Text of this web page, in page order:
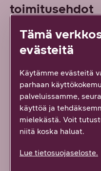
toimitusehdot
Lue tarkemmin mm.
rahapalautuksista ja
myös
Etämyynnin tilaus- ja
Palautteesi on
Tämä
evästeitä
Käytämme evästeitä
parhaan
palveluissamme,
käyttöä ja
mielekästä. Voit
niitä koska haluat.
Lue tietosuojaseloste.